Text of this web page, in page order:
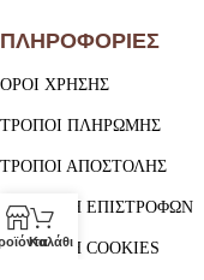
ΠΛΗΡΟΦΟΡΙΕΣ
ΟΡΟΙ ΧΡΗΣΗΣ
ΤΡΟΠΟΙ ΠΛΗΡΩΜΗΣ
ΤΡΟΠΟΙ ΑΠΟΣΤΟΛΗΣ
ΠΟΛΙΤΙΚΗ ΕΠΙΣΤΡΟΦΩΝ
ΠΟΛΙΤΙΚΗ COOKIES
Καλάθι